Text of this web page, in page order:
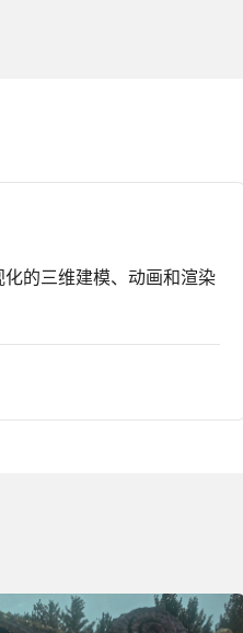
的三维建模、动画和渲染